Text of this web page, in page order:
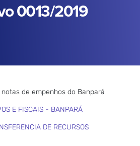
0013/2019
de empenhos do Banpará
E FISCAIS - BANPARÁ
DE RECURSOS